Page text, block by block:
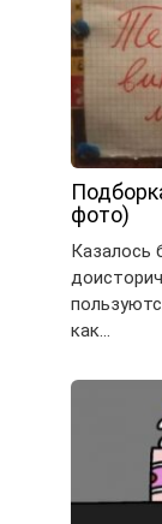
фото)
Казалось
как…